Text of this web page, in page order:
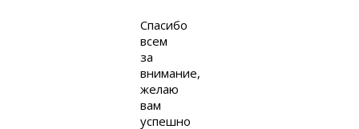
Спасибо
всем
за
внимание,
желаю
вам
успешно